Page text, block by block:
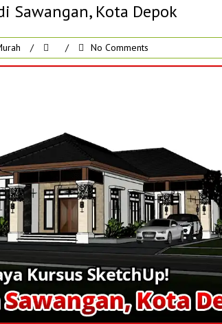
Sawangan, Kota Depok
/ / No Comments